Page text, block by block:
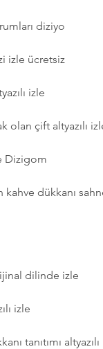
diziyo
izle ücretsiz
izle
olan çift altyazılı
Dizigom
dükkanı
dilinde izle
izle
tanıtımı altyazılı